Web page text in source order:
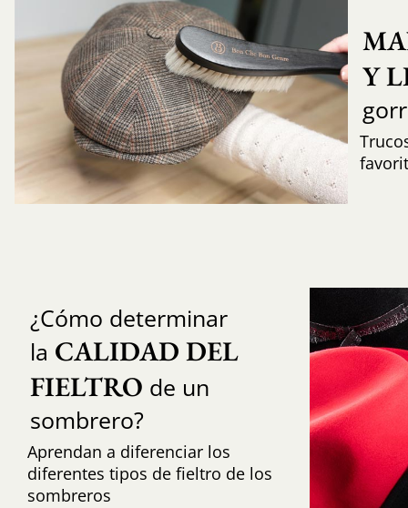
Y
¿Cómo determinar
la CALIDAD DEL
FIELTRO de un
sombrero?
Aprendan a diferenciar los
diferentes tipos de fieltro de los
sombreros